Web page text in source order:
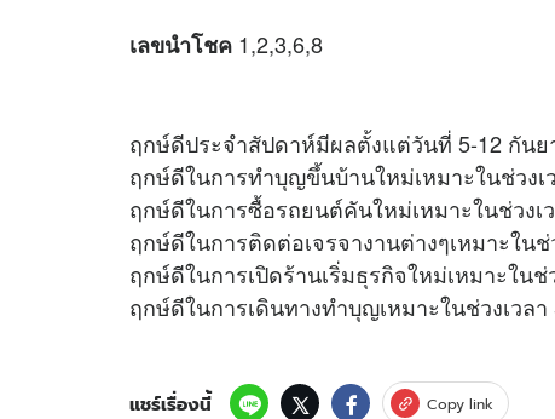
เลขนำโชค 1,2,3,6,8
ฤกษ์ดีประจำสัปดาห์มีผลตั้งแต่วันที่ 5-12 กันย
ฤกษ์ดีในการทำบุญขึ้นบ้านใหม่เหมาะในช่วงเ
ฤกษ์ดีในการซื้อรถยนต์คันใหม่เหมาะในช่วงเ
ฤกษ์ดีในการติดต่อเจรจางานต่างๆเหมาะในช่
ฤกษ์ดีในการเปิดร้านเริ่มธุรกิจใหม่เหมาะในช่
ฤกษ์ดีในการเดินทางทำบุญเหมาะในช่วงเวลา
แชร์เรื่องนี้ Copy link